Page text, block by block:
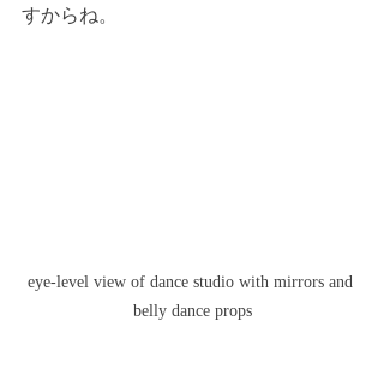
すからね。
eye-level view of dance studio with mirrors and
belly dance props